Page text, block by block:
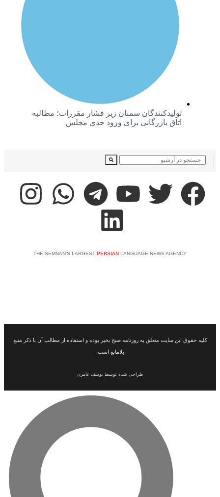
تولیدکنندگان سمنان زیر فشار مقررات؛ مطالبه
اتاق بازرگانی برای ورود جدی مجلس
THE SEMNAN’S LARGESTPERSIANLANGUAGE NEWS
این سایت متعلق به روزنامه صبح بخیر بوده و استفاده از مطالب آن با ذکر منبع
طراحی شده توسط یوسف عامری